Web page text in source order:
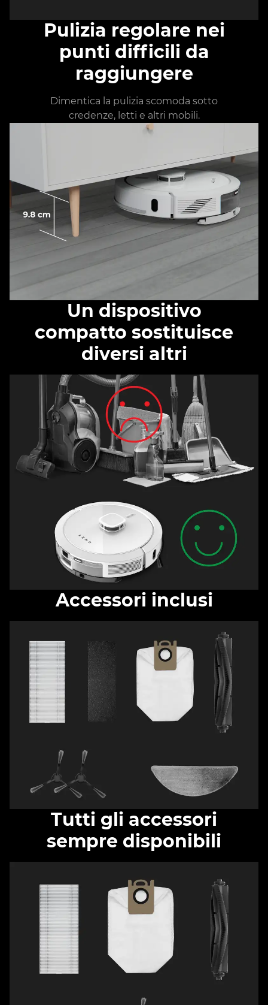
Pulizia regolare nei
punti difficili da
raggiungere
Dimentica la pulizia scomoda sotto
credenze, letti e altri mobili.
Un dispositivo
compatto sostituisce
diversi altri
Accessori inclusi
Tutti gli accessori
sempre disponibili